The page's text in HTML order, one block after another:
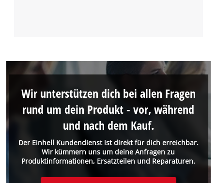
Der Einhell Kundendienst ist direkt für dich erreichbar.
Wir kümmern uns um deine Anfragen zu
Produktinformationen, Ersatzteilen und Reparaturen.
Wir unterstützen dich bei allen Fragen
rund um dein Produkt - vor, während
und nach dem Kauf.